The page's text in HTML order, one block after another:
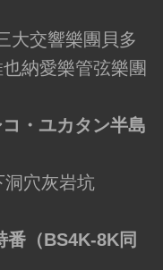
大交響樂團貝多
納愛樂管弦樂團
・ユカタン半島
洞穴灰岩坑
（BS4K-8K同